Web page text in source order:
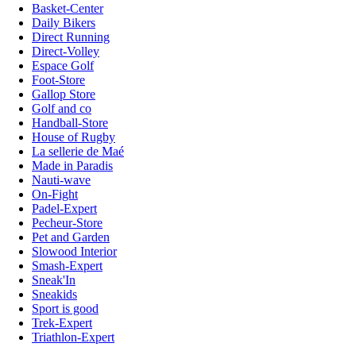
Basket-Center
Daily Bikers
Direct Running
Direct-Volley
Espace Golf
Foot-Store
Gallop Store
Golf and co
Handball-Store
House of Rugby
La sellerie de Maé
Made in Paradis
Nauti-wave
On-Fight
Padel-Expert
Pecheur-Store
Pet and Garden
Slowood Interior
Smash-Expert
Sneak'In
Sneakids
Sport is good
Trek-Expert
Triathlon-Expert